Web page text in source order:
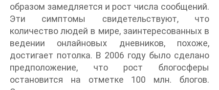
образом замедляется и рост числа сообщений.
Эти симптомы свидетельствуют, что
количество людей в мире, заинтересованных в
ведении онлайновых дневников, похоже,
достигает потолка. В 2006 году было сделано
предположение, что рост блогосферы
остановится на отметке 100 млн. блогов.